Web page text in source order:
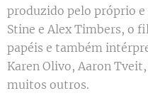
produzido pelo próprio
Stine e Alex Timbers, o
papéis e também
Karen Olivo, Aaron
muitos outros.